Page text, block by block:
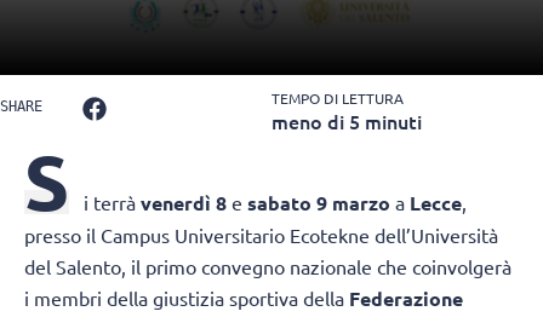
SHARE TEMPO DI LETTURA
meno di 5 minuti
S i terrà venerdì 8 e sabato 9 marzo a Lecce,
presso il Campus Universitario Ecotekne dell’Università
del Salento, il primo convegno nazionale che coinvolgerà
i membri della giustizia sportiva della Federazione